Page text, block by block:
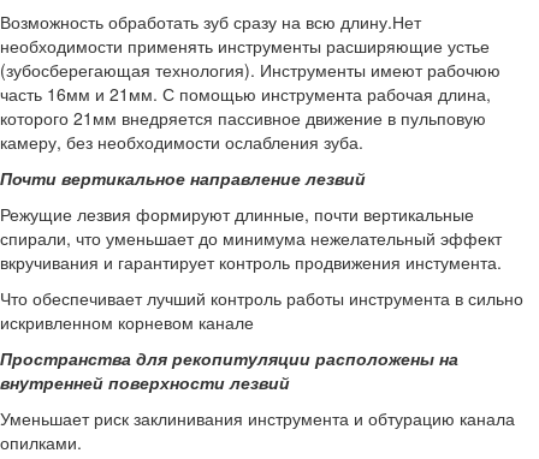
Возможность обработать зуб сразу на всю длину.Нет
необходимости применять инструменты расширяющие устье
(зубосберегающая технология). Инструменты имеют рабочюю
часть 16мм и 21мм. С помощью инструмента рабочая длина,
которого 21мм внедряется пассивное движение в пульповую
камеру, без необходимости ослабления зуба.
Почти вертикальное направление лезвий
Режущие лезвия формируют длинные, почти вертикальные
спирали, что уменьшает до минимума нежелательный эффект
вкручивания и гарантирует контроль продвижения инстумента.
Что обеспечивает лучший контроль работы инструмента в сильно
искривленном корневом канале
Пространства для рекопитуляции расположены на
внутренней поверхности лезвий
Уменьшает риск заклинивания инструмента и обтурацию канала
опилками.